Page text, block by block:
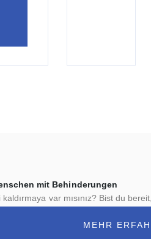
mit Behinderungen
var mısınız? Bist du
MEHR